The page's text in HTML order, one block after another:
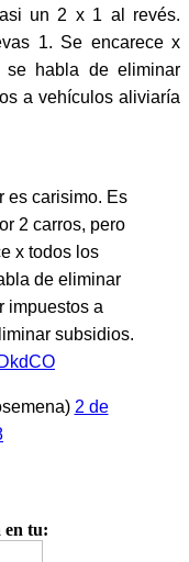
un 2 x 1 al revés.
1. Se encarece x
se habla de eliminar
a vehículos aliviaría
es carisimo. Es
2 carros, pero
x todos los
de eliminar
impuestos a
subsidios.
2 de
en tu: